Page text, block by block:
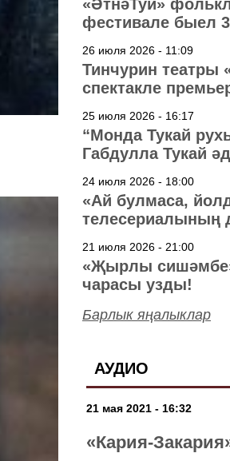
«ӘтнәТуй»
фестивале быел
26 июля 2026 - 11:09
Тинчурин театры
спектакле
25 июля 2026 - 16:17
“Монда Тукай
Габдулла Тукай
24 июля 2026 - 18:00
«Ай булмаса,
телесериалының
21 июля 2026 - 21:00
«Җырлы
чарасы узды!
Барлык яңалыклар
АУДИО
21 мая 2021 - 16:32
«Кария-